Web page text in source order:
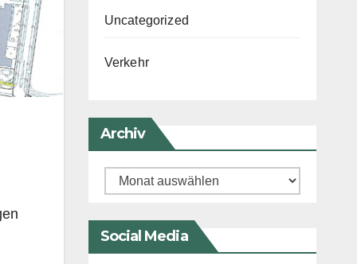
Uncategorized
Verkehr
Archiv
Archiv
Social Media